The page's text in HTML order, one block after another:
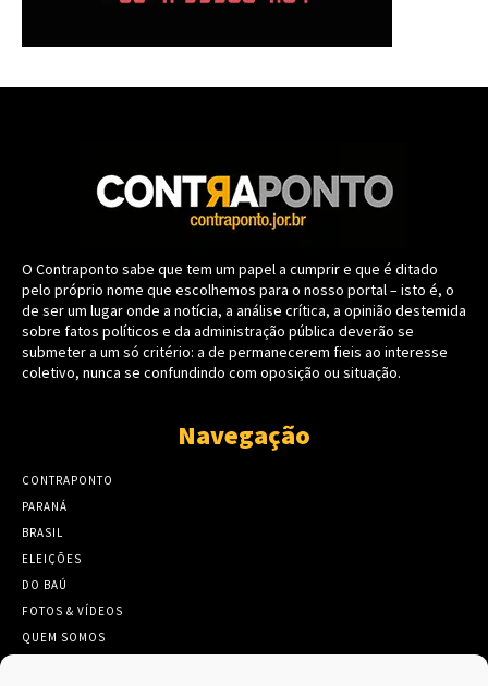
O Contraponto sabe que tem um papel a cumprir e que é ditado
pelo próprio nome que escolhemos para o nosso portal – isto é, o
de ser um lugar onde a notícia, a análise crítica, a opinião destemida
sobre fatos políticos e da administração pública deverão se
submeter a um só critério: a de permanecerem fieis ao interesse
coletivo, nunca se confundindo com oposição ou situação.
Navegação
CONTRAPONTO
PARANÁ
BRASIL
ELEIÇÕES
DO BAÚ
FOTOS & VÍDEOS
QUEM SOMOS